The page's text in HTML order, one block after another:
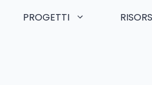
PROGETTI